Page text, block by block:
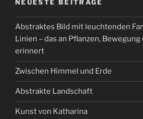
NEUESTE BEITRÄGE
Abstraktes Bild mit leuchtenden
Linien – das an Pflanzen,
erinnert
Zwischen Himmel und Erde
Abstrakte Landschaft
Kunst von Katharina